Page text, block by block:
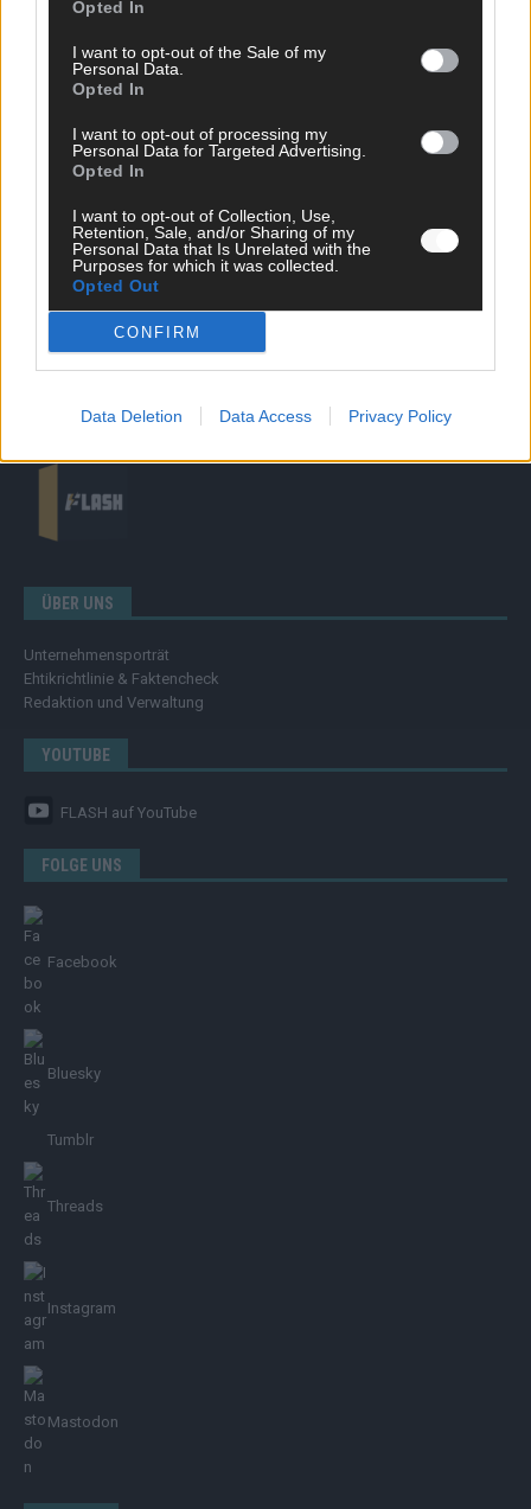
Opted In
I want to opt-out of the Sale of my
Personal Data.
Opted In
I want to opt-out of processing my
Personal Data for Targeted Advertising.
Opted In
I want to opt-out of Collection, Use,
Retention, Sale, and/or Sharing of my
Personal Data that Is Unrelated with the
Purposes for which it was collected.
Opted Out
CONFIRM
Data Deletion Data Access Privacy Policy
Nachrichten
Wirtschaft
Ratgeber
Wissen
Streams & Storys
Eurovision
FLASH – DAS VIDEOPORTAL
ÜBER UNS
Unternehmensporträt
Ehtikrichtlinie & Faktencheck
Redaktion und Verwaltung
YOUTUBE
FLASH auf YouTube
FOLGE UNS
Facebook
Bluesky
Tumblr
Threads
Instagram
Mastodon